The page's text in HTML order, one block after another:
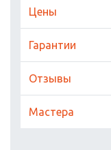
Цены
Гарантии
Отзывы
Мастера